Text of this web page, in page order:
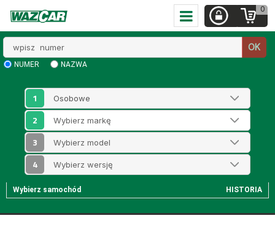
0
numer
OK
NUMER NAZWA
1
2
3
4
Wybierz samochód HISTORIA